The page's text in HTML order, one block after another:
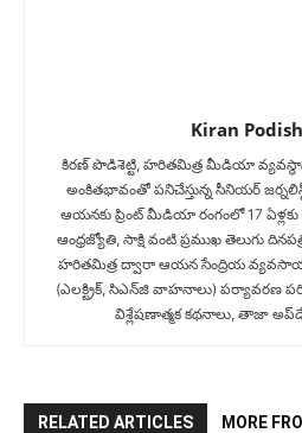
Kiran
కిరణ్ పొడిశెట్టి, హరితమిత్ర మీడియా
అంకితభావంతో పనిచేస్తున్న సీనియ‌ర్‌
ఆయనకు ప్రింట్ మీడియా రంగంలో 17
ఆంధ్రజ్యోతి, సాక్షి వంటి ప్రముఖ తెలుగు
హరితమిత్ర ద్వారా ఆయన సేంద్రియ
(ఎలక్ట్రిక్‌, సిఎన్‌జి వాహనాలు) ప‌ర్యావ‌ర‌ణ
విశ్లేషణాత్మక కథనాలు, తాజా
RELATED ARTICLES MORE